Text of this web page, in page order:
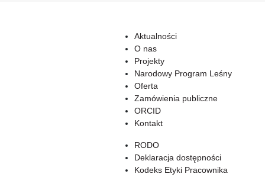
Aktualności
O nas
Projekty
Narodowy Program Leśny
Oferta
Zamówienia publiczne
ORCID
Kontakt
RODO
Deklaracja dostępności
Kodeks Etyki Pracownika